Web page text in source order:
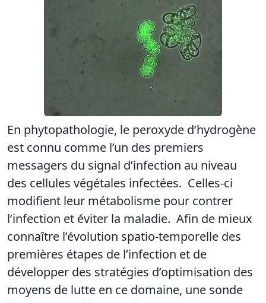
En phytopathologie, le peroxyde d’hydrogène
est connu comme l’un des premiers
messagers du signal d’infection au niveau
des cellules végétales infectées. Celles-ci
modifient leur métabolisme pour contrer
l’infection et éviter la maladie. Afin de mieux
connaître l’évolution spatio-temporelle des
premières étapes de l’infection et de
développer des stratégies d’optimisation des
moyens de lutte en ce domaine, une sonde